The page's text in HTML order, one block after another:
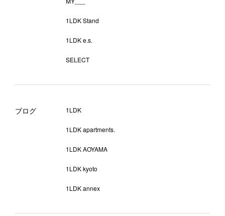
1LDK Stand
1LDK e.s.
SELECT
ブログ 1LDK
1LDK apartments.
1LDK AOYAMA
1LDK kyoto
1LDK annex